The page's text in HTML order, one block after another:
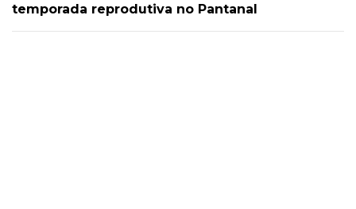
temporada reprodutiva no Pantanal